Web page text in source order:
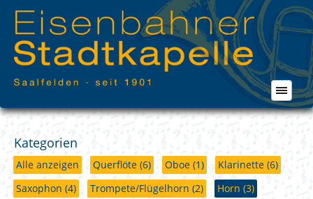
Kategorien
Alle anzeigen Querflöte (6) Oboe (1) Klarinette (6)
Saxophon (4) Trompete/Flügelhorn (2) Horn (3)